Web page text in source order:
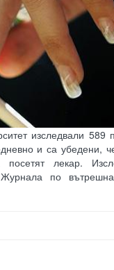
изследвали 589
и са убедени,
лекар.
по